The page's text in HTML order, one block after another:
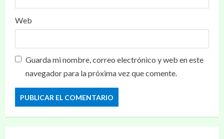
Web
Guarda mi nombre, correo electrónico y web en este
navegador para la próxima vez que comente.